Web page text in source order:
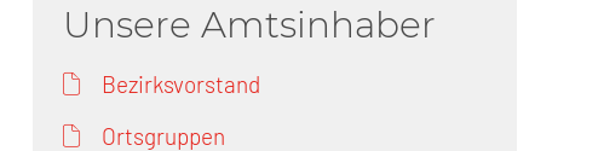
Unsere Amtsinhaber
Bezirksvorstand
Ortsgruppen